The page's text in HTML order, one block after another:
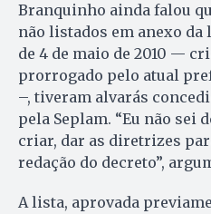
Branquinho ainda falou
não listados em anexo
de 4 de maio de 2010 —
prorrogado pelo atual
–, tiveram alvarás
pela Seplam. “Eu não sei
criar, dar as diretrizes
redação do decreto”,
A lista, aprovada